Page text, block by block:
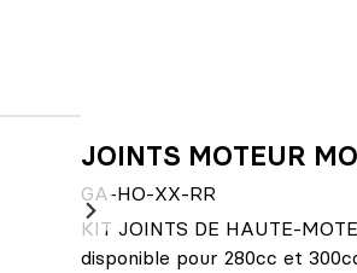
JOINTS MOTEUR
GA-HO-XX-RR
KIT JOINTS DE HAUTE-
disponible pour 280cc et